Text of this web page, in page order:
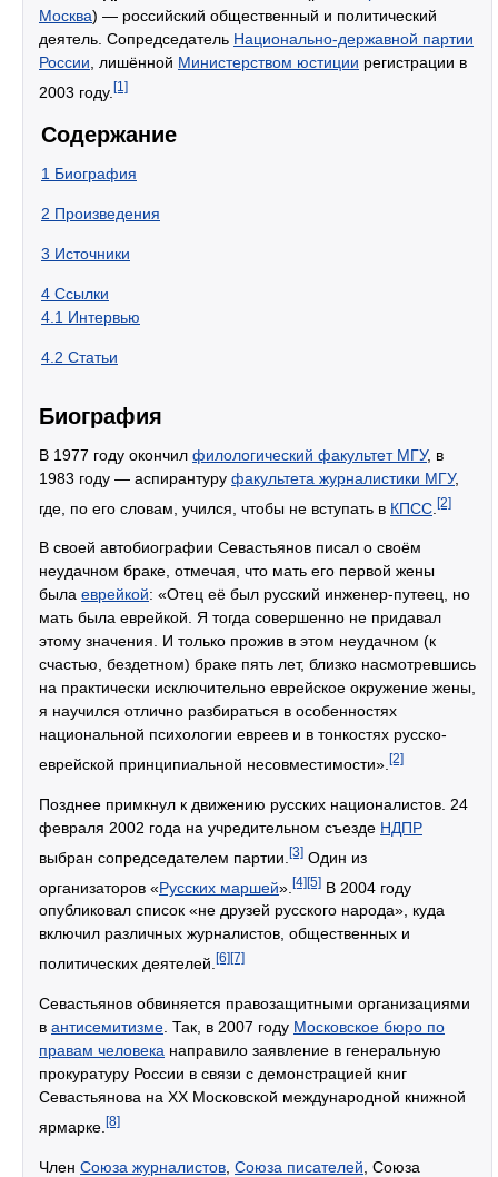
Москва) — российский общественный и политический
деятель. Сопредседатель Национально-державной партии
России , лишённой Министерством юстиции регистрации в
2003 году. [1]
Содержание
1 Биография
2 Произведения
3 Источники
4 Ссылки
4.1 Интервью
4.2 Статьи
Биография
В 1977 году окончил филологический факультет МГУ, в
1983 году — аспирантуру факультета журналистики МГУ,
где, по его словам, учился, чтобы не вступать в КПСС [2]
В своей автобиографии Севастьянов писал о своём
неудачном браке, отмечая, что мать его первой жены
была еврейкой: «Отец её был русский инженер-путеец, но
мать была еврейкой. Я тогда совершенно не придавал
этому значения. И только прожив в этом неудачном (к
счастью, бездетном) браке пять лет, близко насмотревшись
на практически исключительно еврейское окружение жены,
я научился отлично разбираться в особенностях
национальной психологии евреев и в тонкостях русско-
еврейской принципиальной несовместимости». [2]
Позднее примкнул к движению русских националистов. 24
февраля 2002 года на учредительном съезде НДПР
выбран сопредседателем партии. [3] Один из
организаторов «Русских маршей». [4][5] В 2004 году
опубликовал список «не друзей русского народа», куда
включил различных журналистов, общественных и
политических деятелей. [6] [7]
Севастьянов обвиняется правозащитными организациями
в антисемитизме . Так, в 2007 году Московское бюро по
правам человека направило заявление в генеральную
прокуратуру России в связи с демонстрацией книг
Севастьянова на ХХ Московской международной книжной
ярмарке. [8]
Член Союза журналистов Союза писателей , Союза